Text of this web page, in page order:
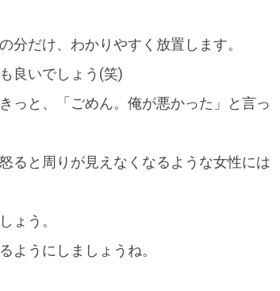
分だけ、わかりやすく放置します。
良いでしょう(笑)
っと、「ごめん。俺が悪かった」と言っ
ると周りが見えなくなるような女性には
ょう。
ようにしましょうね。